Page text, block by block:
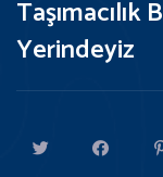
Yerindeyiz